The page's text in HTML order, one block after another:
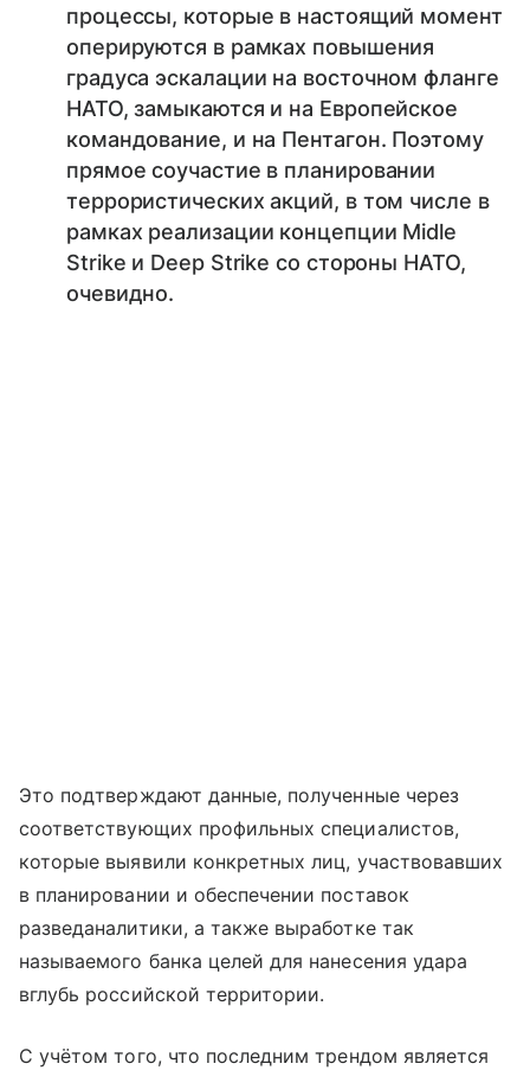
процессы, которые в настоящий момент
оперируются в рамках повышения
градуса эскалации на восточном фланге
НАТО, замыкаются и на Европейское
командование, и на Пентагон. Поэтому
прямое соучастие в планировании
террористических акций, в том числе в
рамках реализации концепции Midle
Strike и Deep Strike со стороны НАТО,
очевидно.
Это подтверждают данные, полученные через
соответствующих профильных специалистов,
которые выявили конкретных лиц, участвовавших
в планировании и обеспечении поставок
разведаналитики, а также выработке так
называемого банка целей для нанесения удара
вглубь российской территории.
С учётом того, что последним трендом является